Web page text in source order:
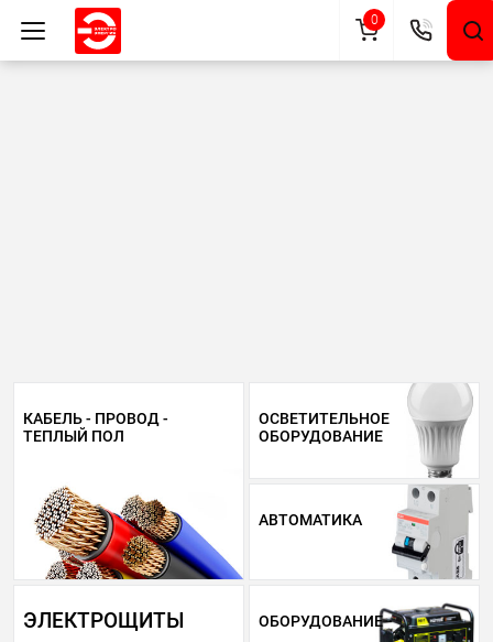
КАБЕЛЬ - ПРОВОД -
ТЕПЛЫЙ ПОЛ
ОСВЕТИТЕЛЬНОЕ
ОБОРУДОВАНИЕ
АВТОМАТИКА
ЭЛЕКТРОЩИТЫ ОБОРУДОВАНИЕ
0